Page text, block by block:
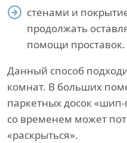
стенами и
продолжать
помощи проставок.
Данный способ
комнат. В больших
паркетных досок
со временем может
«раскрыться».